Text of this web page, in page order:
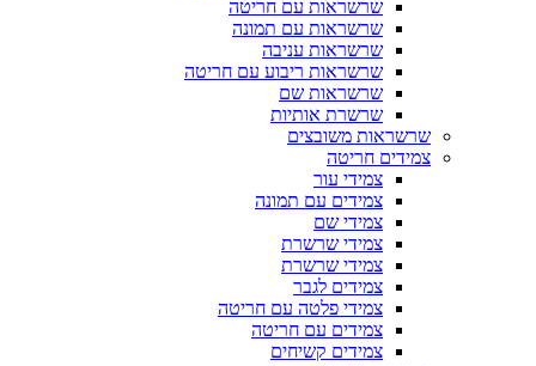
שרשראות עם חריטה
שרשראות עם תמונה
שרשראות עניבה
שרשראות ריבוע עם חריטה
שרשראות שם
שרשרת אותיות
שרשראות משובצים
צמידים חריטה
צמידי עור
צמידים עם תמונה
צמידי שם
צמידי שרשרת
צמידי שרשרת
צמידים לגבר
צמידי פלטה עם חריטה
צמידים עם חריטה
צמידים קשיחים